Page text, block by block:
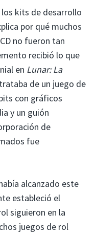
kits de desarrollo
por qué muchos
no fueron tan
recibió lo que
en Lunar: La
de un juego de
con gráficos
y un guión
de
fue
alcanzado este
estableció el
siguieron en la
juegos de rol